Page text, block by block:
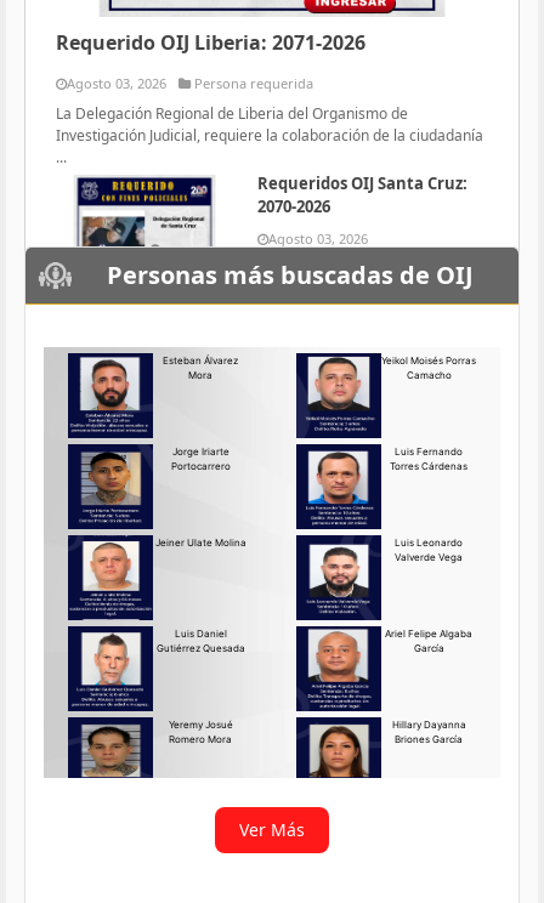
Requerido OIJ Liberia: 2071-2026
Agosto 03, 2026 Persona requerida
La Delegación Regional de Liberia del Organismo de
Investigación Judicial, requiere la colaboración de la ciudadanía
...
Requeridos OIJ Santa Cruz:
2070-2026
Agosto 03, 2026
Persona requerida
La Delegación Regional de Santa
Requerido OIJ Puntarenas:
2069-2026
Agosto 03, 2026
Persona requerida
La Delegación Regional de
Puntarenas del Organismo de
Investigación
Ver más
Personas más buscadas de OIJ
Ver Más